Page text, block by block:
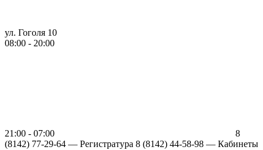
ул. Гоголя 10
08:00 - 20:00
21:00 - 07:00
8
(8142) 77-29-64 — Регистратура 8 (8142) 44-58-98 — Кабинеты